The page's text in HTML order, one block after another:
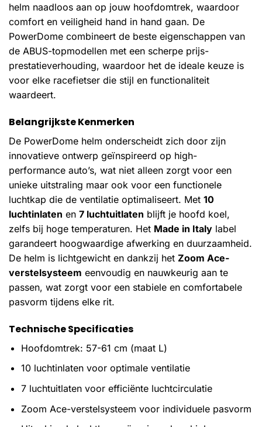
helm naadloos aan op jouw hoofdomtrek, waardoor
comfort en veiligheid hand in hand gaan. De
PowerDome combineert de beste eigenschappen van
de ABUS-topmodellen met een scherpe prijs-
prestatieverhouding, waardoor het de ideale keuze is
voor elke racefietser die stijl en functionaliteit
waardeert.
Belangrijkste Kenmerken
De PowerDome helm onderscheidt zich door zijn
innovatieve ontwerp geïnspireerd op high-
performance auto’s, wat niet alleen zorgt voor een
unieke uitstraling maar ook voor een functionele
luchtkap die de ventilatie optimaliseert. Met 10
luchtinlaten en 7 luchtuitlaten blijft je hoofd koel,
zelfs bij hoge temperaturen. Het Made in Italy label
garandeert hoogwaardige afwerking en duurzaamheid.
De helm is lichtgewicht en dankzij het Zoom Ace-
verstelsysteem eenvoudig en nauwkeurig aan te
passen, wat zorgt voor een stabiele en comfortabele
pasvorm tijdens elke rit.
Technische Specificaties
Hoofdomtrek: 57-61 cm (maat L)
10 luchtinlaten voor optimale ventilatie
7 luchtuitlaten voor efficiënte luchtcirculatie
Zoom Ace-verstelsysteem voor individuele pasvorm